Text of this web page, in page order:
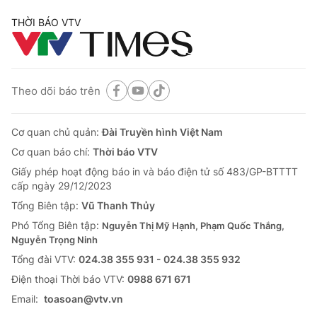
THỜI BÁO VTV
Cơ quan báo chí:Thời báo VTV
Giấy phép hoạt động báo in và báo điện tử số 483/GP-BTTTT
Tổng Biên tập:Vũ Thanh Thủy
Phó Tổng Biên tập:Nguyễn Thị Mỹ Hạnh, Phạm Quốc Thắng,
THỜI BÁO VTV
Theo dõi báo trên
Cơ quan chủ quản:Đài Truyền hình Việt Nam
Cơ quan báo chí: Thời báo VTV
Giấy phép hoạt động báo in và báo điện tử số 483/GP-BTTTT
cấp ngày 29/12/2023
Tổng Biên tập: Vũ Thanh Thủy
Phó Tổng Biên tập: Nguyễn Thị Mỹ Hạnh, Phạm Quốc Thắng,
Nguyễn Trọng Ninh
Tổng đài VTV: 024.38 355 931 - 024.38 355 932
Ðiện thoại Thời báo VTV: 0988 671 671
Email: toasoan@vtv.vn